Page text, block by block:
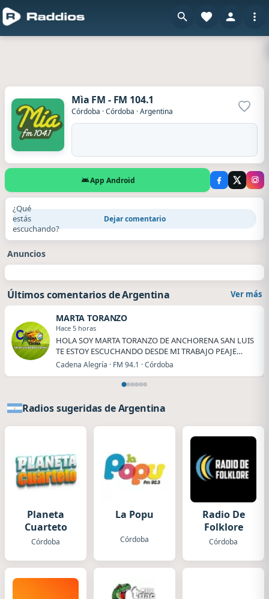
Mìa FM - FM 104.1
Córdoba ·Córdoba ·Argentina
App Android
¿Qué
estás
escuchando?
Dejar comentario
Anuncios
Últimos comentarios de Argentina Ver más
MARTA TORANZO
Hace 5 horas
HOLA SOY MARTA TORANZO DE ANCHORENA SAN LUIS
TE ESTOY ESCUCHANDO DESDE MI TRABAJO PEAJE
ANCHORENA.
Cadena Alegría · FM 94.1 · Córdoba
Radios sugeridas de Argentina
Planeta
Cuarteto
Córdoba
La Popu
Córdoba
Radio De
Folklore
Córdoba